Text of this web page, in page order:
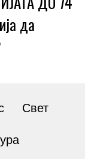
да
Свет